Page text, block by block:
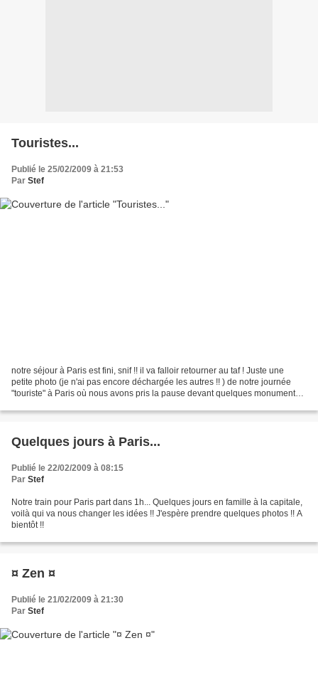
Touristes...
Publié le 25/02/2009 à 21:53
Par Stef
notre séjour à Paris est fini, snif !! il va falloir retourner au taf ! Juste une
petite photo (je n'ai pas encore déchargée les autres !! ) de notre journée
"touriste" à Paris où nous avons pris la pause devant quelques monuments,
Quelques jours à Paris...
Publié le 22/02/2009 à 08:15
Par Stef
Notre train pour Paris part dans 1h... Quelques jours en famille à la capitale,
voilà qui va nous changer les idées !! J'espère prendre quelques photos !! A
bientôt !!
¤ Zen ¤
Publié le 21/02/2009 à 21:30
Par Stef